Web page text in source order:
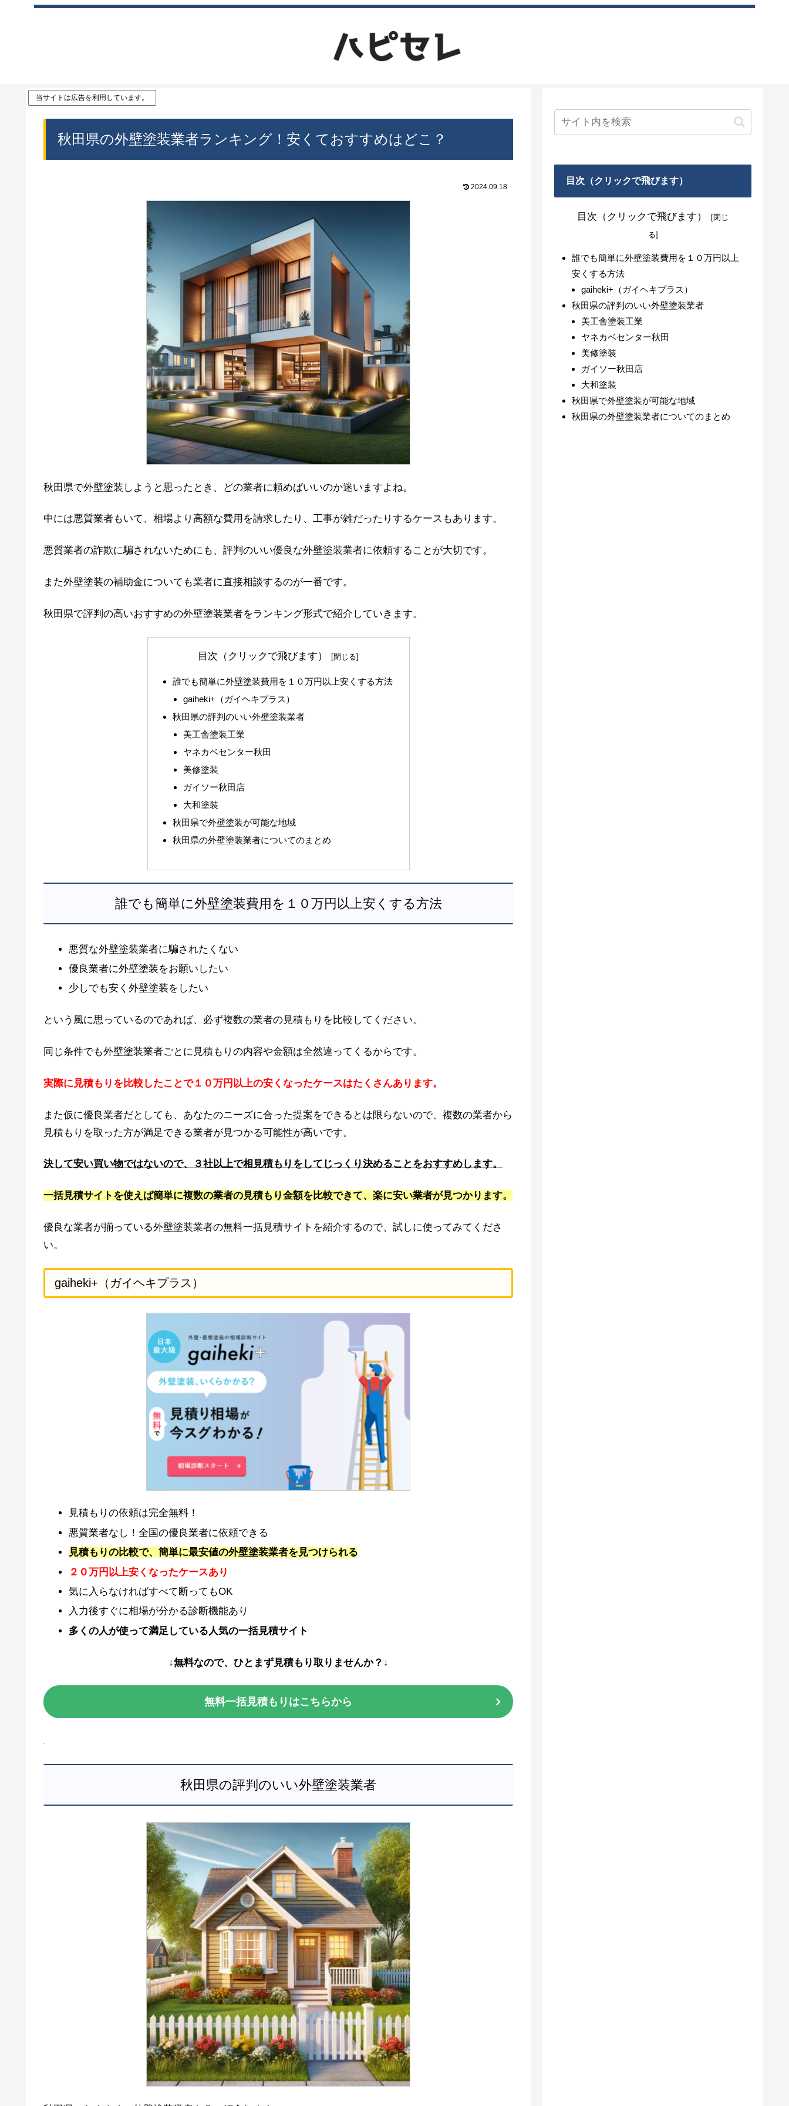
当サイトは広告を利用しています。
秋田県の外壁塗装業者ランキング！安くておすすめはどこ？
2024.09.18
秋田県で外壁塗装しようと思ったとき、どの業者に頼めばいいのか迷いますよね。
中には悪質業者もいて、相場より高額な費用を請求したり、工事が雑だったりするケースもあります。
悪質業者の詐欺に騙されないためにも、評判のいい優良な外壁塗装業者に依頼することが大切です。
また外壁塗装の補助金についても業者に直接相談するのが一番です。
秋田県で評判の高いおすすめの外壁塗装業者をランキング形式で紹介していきます。
目次（クリックで飛びます）
誰でも簡単に外壁塗装費用を１０万円以上安くする方法
gaiheki+（ガイヘキプラス）
秋田県の評判のいい外壁塗装業者
美工舎塗装工業
ヤネカベセンター秋田
美修塗装
ガイソー秋田店
大和塗装
秋田県で外壁塗装が可能な地域
秋田県の外壁塗装業者についてのまとめ
誰でも簡単に外壁塗装費用を１０万円以上安くする方法
悪質な外壁塗装業者に騙されたくない
優良業者に外壁塗装をお願いしたい
少しでも安く外壁塗装をしたい
という風に思っているのであれば、必ず複数の業者の見積もりを比較してください。
同じ条件でも外壁塗装業者ごとに見積もりの内容や金額は全然違ってくるからです。
実際に見積もりを比較したことで１０万円以上の安くなったケースはたくさんあります。
また仮に優良業者だとしても、あなたのニーズに合った提案をできるとは限らないので、複数の業者から
見積もりを取った方が満足できる業者が見つかる可能性が高いです。
決して安い買い物ではないので、３社以上で相見積もりをしてじっくり決めることをおすすめします。
一括見積サイトを使えば簡単に複数の業者の見積もり金額を比較できて、楽に安い業者が見つかります。
優良な業者が揃っている外壁塗装業者の無料一括見積サイトを紹介するので、試しに使ってみてくださ
い。
gaiheki+（ガイヘキプラス）
見積もりの依頼は完全無料！
悪質業者なし！全国の優良業者に依頼できる
見積もりの比較で、簡単に最安値の外壁塗装業者を見つけられる
２０万円以上安くなったケースあり
気に入らなければすべて断ってもOK
入力後すぐに相場が分かる診断機能あり
多くの人が使って満足している人気の一括見積サイト
↓無料なので、ひとまず見積もり取りませんか？↓
無料一括見積もりはこちらから
秋田県の評判のいい外壁塗装業者
目次（クリックで飛びます）
目次（クリックで飛びます）
誰でも簡単に外壁塗装費用を１０万円以上
安くする方法
gaiheki+（ガイヘキプラス）
秋田県の評判のいい外壁塗装業者
美工舎塗装工業
ヤネカベセンター秋田
美修塗装
ガイソー秋田店
大和塗装
秋田県で外壁塗装が可能な地域
秋田県の外壁塗装業者についてのまとめ